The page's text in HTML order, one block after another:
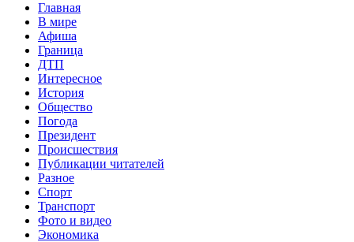
Главная
В мире
Афиша
Граница
ДТП
Интересное
История
Общество
Погода
Президент
Происшествия
Публикации читателей
Разное
Спорт
Транспорт
Фото и видео
Экономика